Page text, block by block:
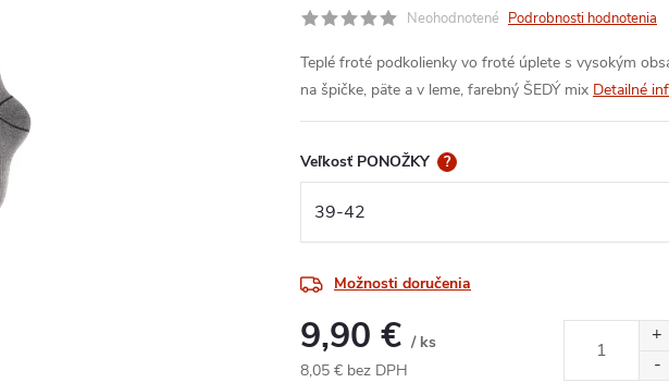
Neohodnotené Podrobnosti hodnotenia
Teplé froté podkolienky vo froté úplete s vysokým
na špičke, päte a v leme, farebný ŠEDÝ mix Detailné
Veľkosť PONOŽKY ?
Možnosti doručenia
9,90 € / ks
8,05 € bez DPH